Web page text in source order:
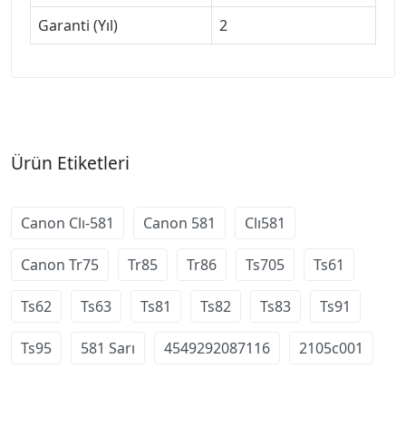
Garanti (Yıl)
2
Ürün Etiketleri
Canon Clı-581 Canon 581 Clı581
Canon Tr75 Tr85 Tr86 Ts705 Ts61
Ts62 Ts63 Ts81 Ts82 Ts83 Ts91
Ts95 581 Sarı 4549292087116 2105c001